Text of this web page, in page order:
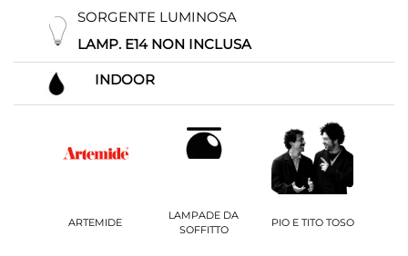
SORGENTE LUMINOSA
LAMP. E14 NON INCLUSA
INDOOR
ARTEMIDE
LAMPADE DA
SOFFITTO
PIO E TITO TOSO